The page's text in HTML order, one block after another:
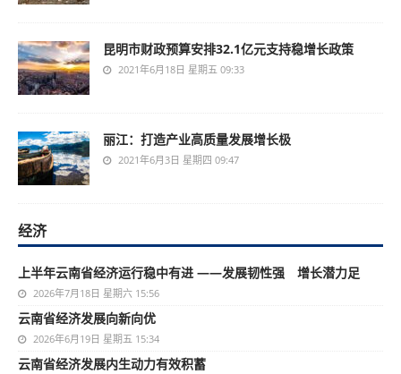
昆明市财政预算安排32.1亿元支持稳增长政策
2021年6月18日 星期五 09:33
丽江：打造产业高质量发展增长极
2021年6月3日 星期四 09:47
经济
上半年云南省经济运行稳中有进 ——发展韧性强 增长潜力足
2026年7月18日 星期六 15:56
云南省经济发展向新向优
2026年6月19日 星期五 15:34
云南省经济发展内生动力有效积蓄